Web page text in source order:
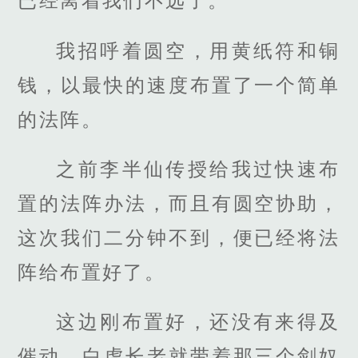
我招呼着圆空，用黄纸符和铜
钱，以最快的速度布置了一个简单
的法阵。
之前李半仙传授给我过快速布
置的法阵办法，而且有圆空协助，
这次我们二分钟不到，便已经将法
阵给布置好了。
这边刚布置好，还没有来得及